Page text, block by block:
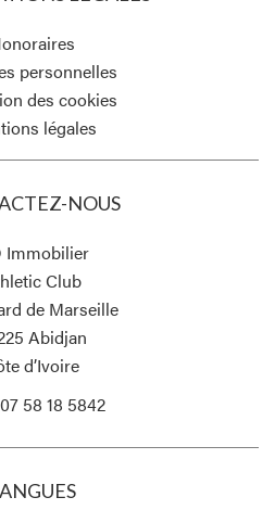
personnelles
des cookies
légales
NOUS
Immobilier
Club
de Marseille
Abidjan
d’Ivoire
58 18 5842